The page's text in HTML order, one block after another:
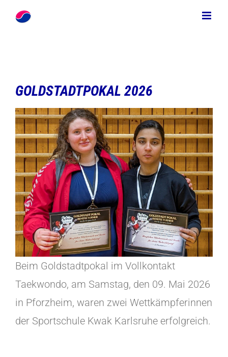
Zum
Inhalt
GOLDSTADTPOKAL 2026
Beim Goldstadtpokal im Vollkontakt
Taekwondo, am Samstag, den 09. Mai 2026
in Pforzheim, waren zwei Wettkämpferinnen
der Sportschule Kwak Karlsruhe erfolgreich.